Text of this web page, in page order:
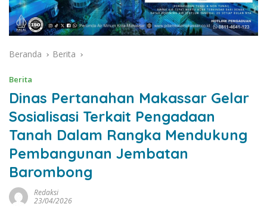
Beranda Berita
Berita
Dinas Pertanahan Makassar Gelar
Sosialisasi Terkait Pengadaan
Tanah Dalam Rangka Mendukung
Pembangunan Jembatan
Barombong
Redaksi
23/04/2026